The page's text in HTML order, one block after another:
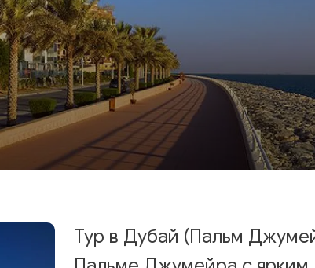
Тур в Дубай (Пальм